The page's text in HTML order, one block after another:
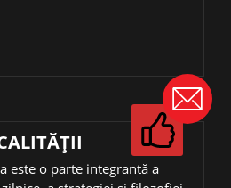
este o parte integrantă a